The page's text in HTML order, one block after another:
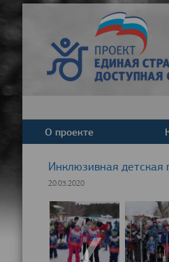
О проекте
Инклюзивная
20.03.2020